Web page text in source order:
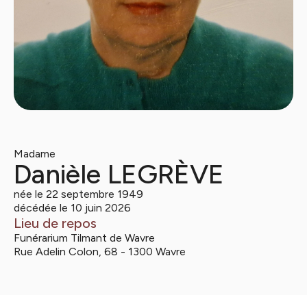
Madame
Danièle LEGRÈVE
née le 22 septembre 1949
décédée le 10 juin 2026
Lieu de repos
Funérarium Tilmant de Wavre
Rue Adelin Colon, 68 - 1300 Wavre